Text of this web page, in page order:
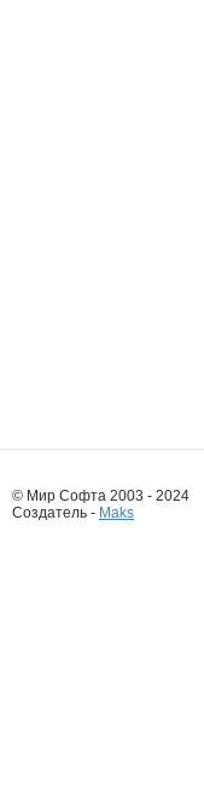
© Мир Софта 2003 - 2024
Создатель - Maks